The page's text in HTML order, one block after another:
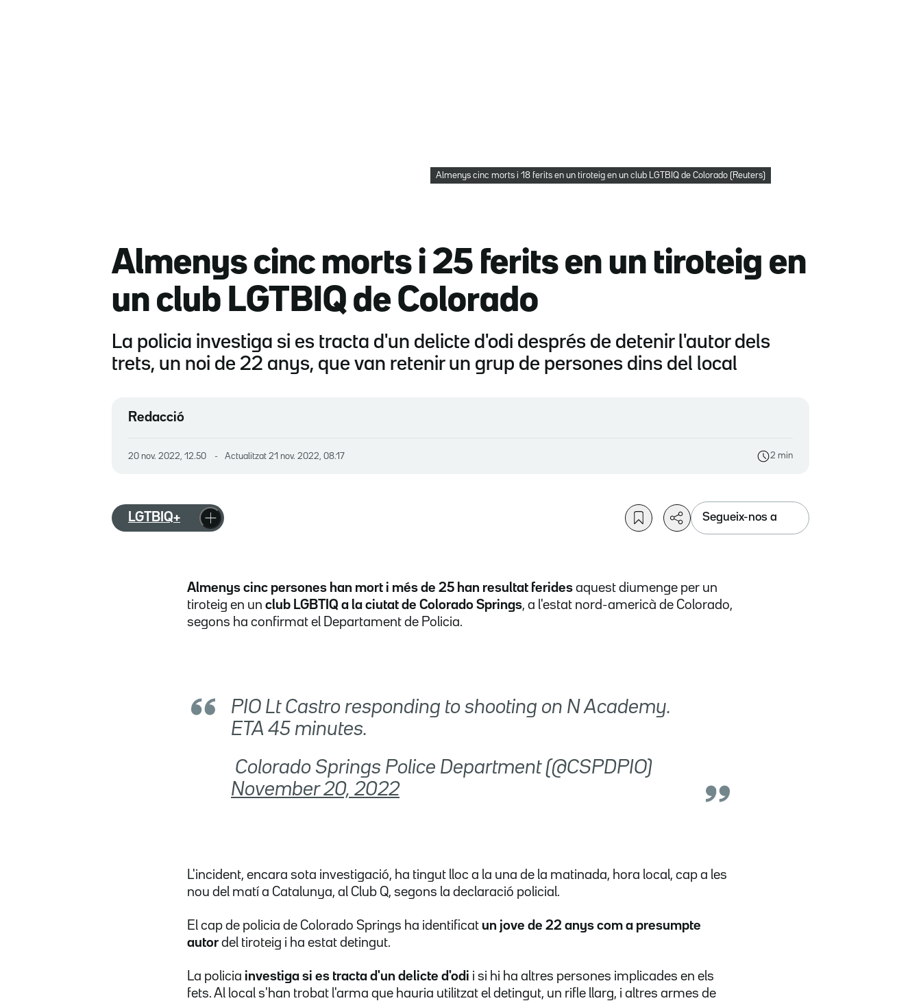
Almenys cinc morts i 18 ferits en un tiroteig en un club LGTBIQ de Colorado (Reuters)
Almenys cinc morts i 25 ferits en un tiroteig en
un club LGTBIQ de Colorado
La policia investiga si es tracta d'un delicte d'odi després de detenir l'autor dels
trets, un noi de 22 anys, que van retenir un grup de persones dins del local
Redacció
20 nov. 2022, 12.50 Actualitzat 21 nov. 2022, 08.17 2 min
LGTBIQ+ Segueix-nos a
Almenys cinc persones han mort i més de 25 han resultat ferides aquest diumenge per un
tiroteig en un club LGBTIQ a la ciutat de Colorado Springs, a l'estat nord-americà de Colorado,
segons ha confirmat el Departament de Policia.
PIO Lt Castro responding to shooting on N Academy.
ETA 45 minutes.
 Colorado Springs Police Department (@CSPDPIO)
November 20, 2022
L'incident, encara sota investigació, ha tingut lloc a la una de la matinada, hora local, cap a les
nou del matí a Catalunya, al Club Q, segons la declaració policial.
El cap de policia de Colorado Springs ha identificat un jove de 22 anys com a presumpte
autor del tiroteig i ha estat detingut.
La policia investiga si es tracta d'un delicte d'odi i si hi ha altres persones implicades en els
fets. Al local s'han trobat l'arma que hauria utilitzat el detingut, un rifle llarg, i altres armes de